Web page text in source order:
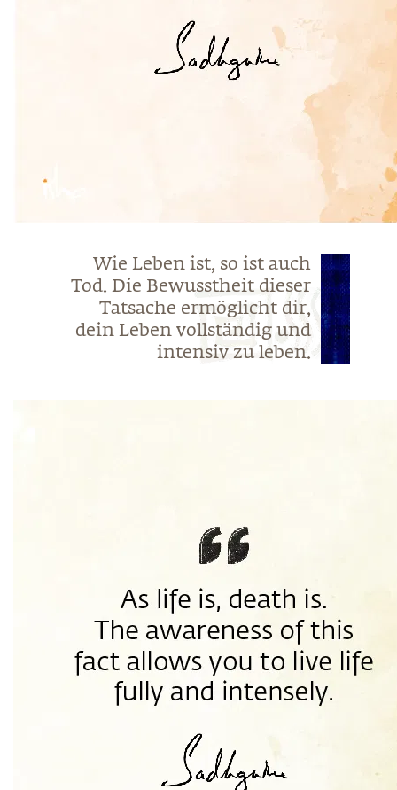
Wie Leben ist, so ist auch
Tod. Die Bewusstheit dieser
Tatsache ermöglicht dir,
dein Leben vollständig und
intensiv zu leben.